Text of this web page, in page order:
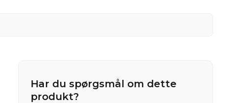
Har du spørgsmål om dette
produkt?